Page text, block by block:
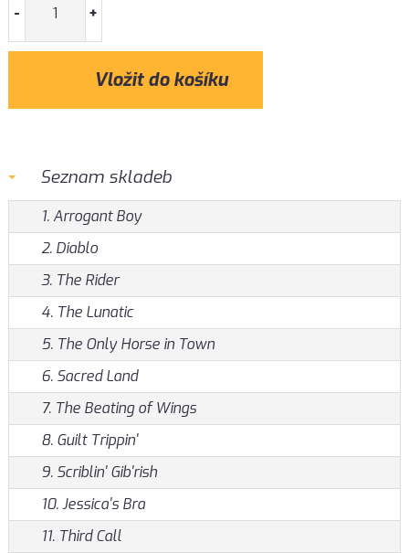
- +
Seznam skladeb
1. Arrogant Boy
2. Diablo
3. The Rider
4. The Lunatic
5. The Only Horse in Town
6. Sacred Land
7. The Beating of Wings
8. Guilt Trippin'
9. Scriblin' Gib'rish
10. Jessica's Bra
11. Third Call